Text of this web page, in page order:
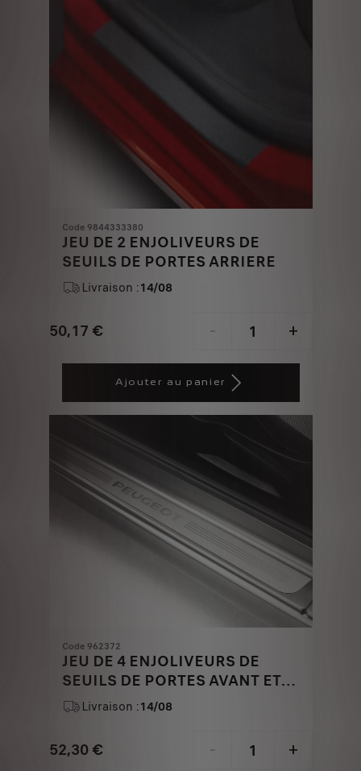
Code 9844333380
JEU DE 2 ENJOLIVEURS DE
SEUILS DE PORTES ARRIERE
Livraison :14/08
50,17 €
Price
€
- +
Quantity
1
Ajouter au panier
Code 962372
JEU DE 4 ENJOLIVEURS DE
SEUILS DE PORTES AVANT ET
ARRIERE - ALUMINIUM BROSSE
MAT
Livraison :14/08
52,30 € - +